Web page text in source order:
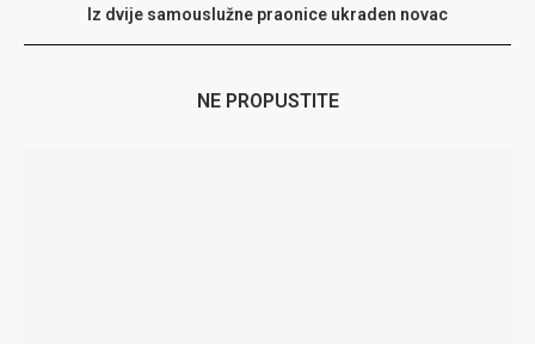
Iz dvije samouslužne praonice ukraden novac
NE PROPUSTITE